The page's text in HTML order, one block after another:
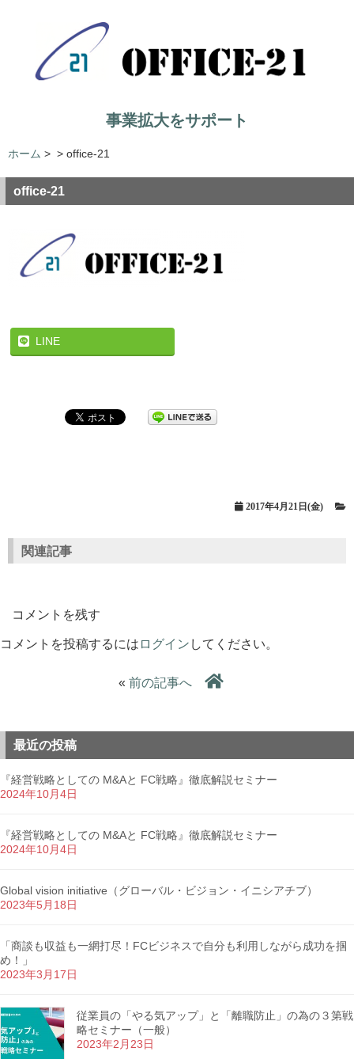
事業拡大をサポート
ホーム > > office-21
office-21
LINE
2017年4月21日(金)
関連記事
コメントを残す
コメントを投稿するには ログイン してください。
« 前の記事へ
最近の投稿
『経営戦略としての M&Aと FC戦略』徹底解説セミナー
2024年10月4日
『経営戦略としての M&Aと FC戦略』徹底解説セミナー
2024年10月4日
Global vision initiative（グローバル・ビジョン・イニシアチブ）
2023年5月18日
「商談も収益も一網打尽！FCビジネスで自分も利用しながら成功を掴
め！」
2023年3月17日
従業員の「やる気アップ」と「離職防止」の為の３第戦
略セミナー（一般）
2023年2月23日